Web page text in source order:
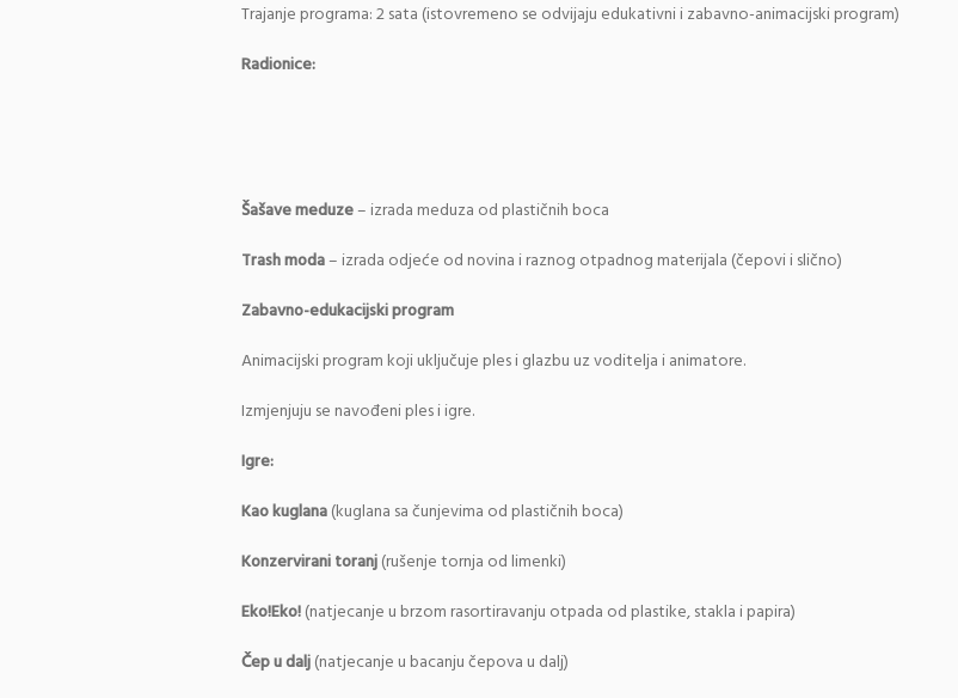
Trajanje programa: 2 sata (istovremeno se odvijaju edukativni i zabavno-animacijski program)
Radionice:
Šašave meduze– izrada meduza od plastičnih boca
Trash moda– izrada odjeće od novina i raznog otpadnog materijala (čepovi i slično)
Zabavno-edukacijski program
Animacijski program koji uključuje ples i glazbu uz voditelja i animatore.
Izmjenjuju se navođeni ples i igre.
Igre:
Kao kuglana(kuglana sa čunjevima od plastičnih boca)
Konzervirani toranj(rušenje tornja od limenki)
Eko!Eko!(natjecanje u brzom rasortiravanju otpada od plastike, stakla i papira)
Čep u dalj(natjecanje u bacanju čepova u dalj)